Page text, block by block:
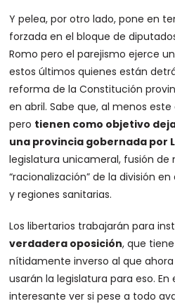
Y pelea, por otro lado, pone en
forzada en el bloque de
Romo pero el parejismo ejerce
estos últimos quienes están
reforma de la Constitución
en abril. Sabe que, al menos
pero tienen como objetivo
una provincia gobernada por
legislatura unicameral, fusión de
“racionalización” de la división
y regiones sanitarias.
Los libertarios trabajarán para
verdadera oposición, que
nítidamente inverso al que
usarán la legislatura para eso. En
interesante ver si pese a todo